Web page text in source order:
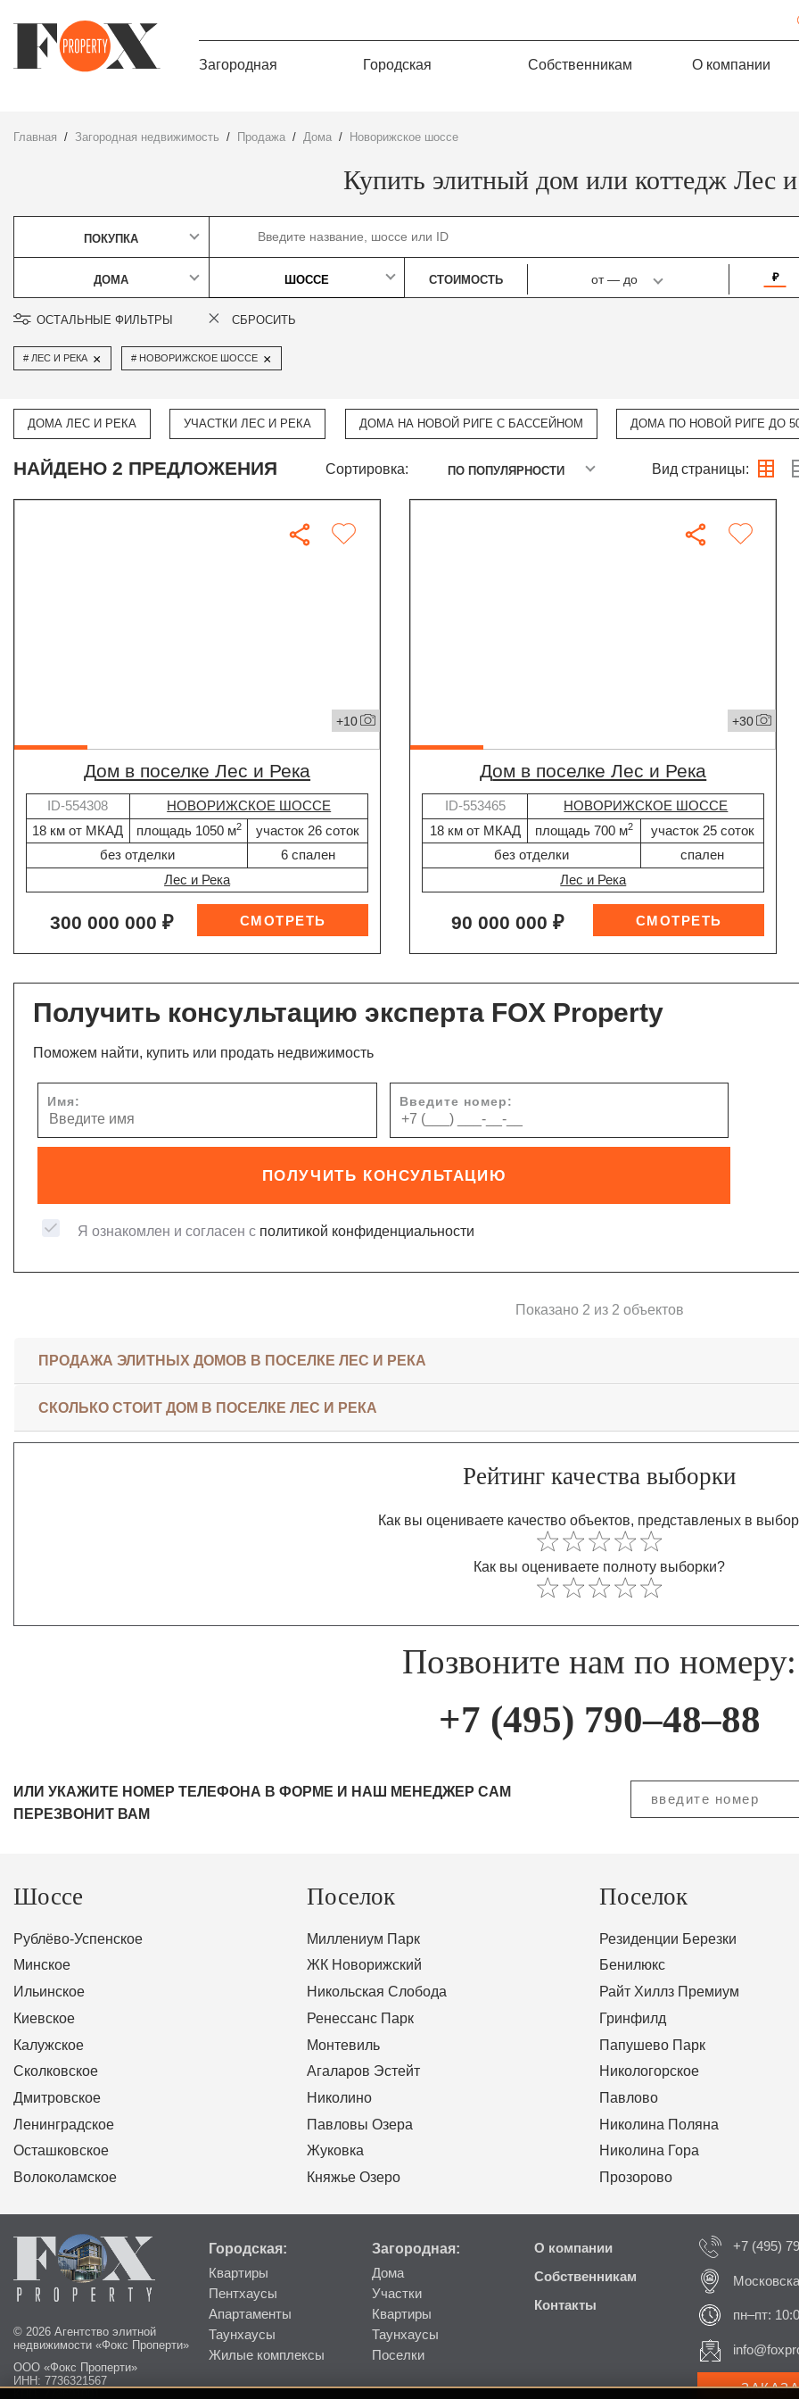
Загородная Городская Собственникам О компании
Главная Загородная недвижимость Продажа дома Новорижское шоссе
Купить элитный дом или коттедж Лес
ПОКУПКА
ДОМА ШОССЕ СТОИМОСТЬ от—до ₽
ОСТАЛЬНЫЕ ФИЛЬТРЫ СБРОСИТЬ
ЛЕС И РЕКА × НОВОРИЖСКОЕ ШОССЕ ×
ДОМА ЛЕС И РЕКА УЧАСТКИ ЛЕС И РЕКА ДОМА НА НОВОЙ РИГЕ С БАССЕЙНОМ ДОМА ПО НОВОЙ РИГЕ ДО
НАЙДЕНО 2 ПРЕДЛОЖЕНИЯ Сортировка: ПО ПОПУЛЯРНОСТИ Вид страницы:
+10
дом в поселке Лес и Река
ID-554308
НОВОРИЖСКОЕ ШОССЕ
18 км от МКАД
площадь 1050 м2
участок 26 соток
без отделки
6 спален
Лес и Река
300 000 000 ₽
+30
дом в поселке Лес и Река
ID-553465
НОВОРИЖСКОЕ ШОССЕ
18 км от МКАД
площадь 700 м2
участок 25 соток
без отделки
спален
Лес и Река
90 000 000 ₽
Получить консультацию эксперта FOX Property
Поможем найти, купить или продать недвижимость
Имя: Введите номер:
ПОЛУЧИТЬ КОНСУЛЬТАЦИЮ
Я ознакомлен и согласен с политикой конфиденциальности
Показано 2 из 2 объектов
ПРОДАЖА ЭЛИТНЫХ ДОМОВ В ПОСЕЛКЕ ЛЕС И РЕКА
СКОЛЬКО СТОИТ ДОМ В ПОСЕЛКЕ ЛЕС И РЕКА
Рейтинг качества выборки
Как вы оцениваете качество объектов, представленых в
Как вы оцениваете полноту выборки?
Позвоните нам по номеру:
+7 (495) 790–48–88
ИЛИ УКАЖИТЕ НОМЕР ТЕЛЕФОНА В ФОРМЕ И НАШ МЕНЕДЖЕР САМ
ПЕРЕЗВОНИТ ВАМ
Шоссе
Рублёво-Успенское
Минское
Ильинское
Киевское
Калужское
Сколковское
Дмитровское
Ленинградское
Осташковское
Волоколамское
Поселок
Миллениум Парк
ЖК Новорижский
Никольская Слобода
Ренессанс Парк
Монтевиль
Агаларов Эстейт
Николино
Павловы Озера
Жуковка
Княжье Озеро
Поселок
Резиденции Березки
Бенилюкс
Райт Хиллз Премиум
Гринфилд
Папушево Парк
Никологорское
Павлово
Николина Поляна
Николина Гора
Прозорово
© 2026 Агентство элитной
недвижимости «Фокс Проперти»
ООО «Фокс Проперти»
ИНН: 7736321567
Городская:
Квартиры
Пентхаусы
Апартаменты
Таунхаусы
Жилые комплексы
Загородная:
Дома
Участки
Квартиры
Таунхаусы
Поселки
О компании
Собственникам
Контакты
+7 (495)
пн–пт: